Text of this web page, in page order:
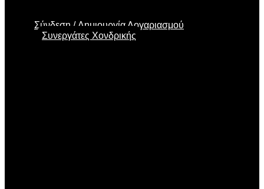
Σύνδεση
Δημιουργία Λογαριασμού
Συνεργάτες Χονδρικής